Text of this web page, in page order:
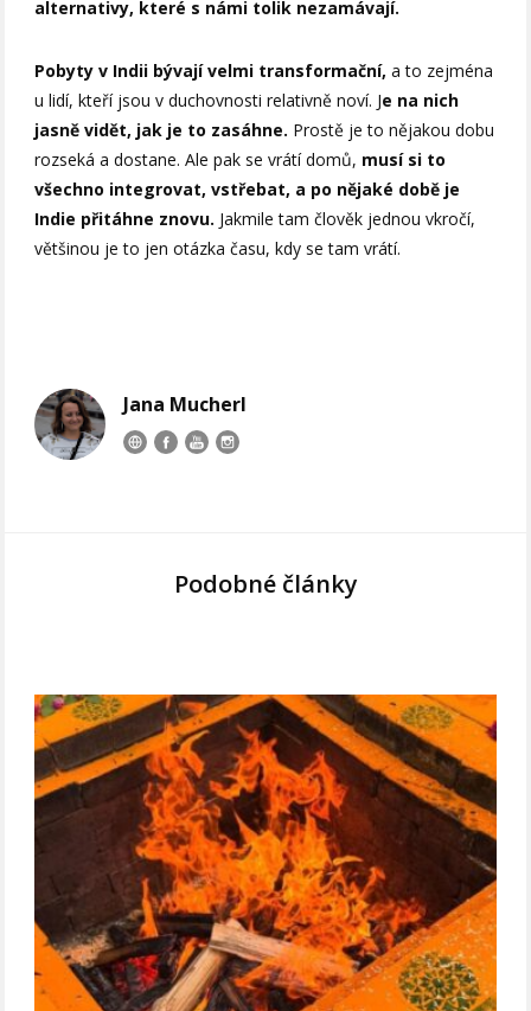
alternativy, které s námi tolik nezamávají.
Pobyty v Indii bývají velmi transformační,a to zejména
u lidí, kteří jsou v duchovnosti relativně noví. Je na nich
jasně vidět, jak je to zasáhne. Prostě je to nějakou dobu
rozseká a dostane. Ale pak se vrátí domů, musí si to
všechno integrovat, vstřebat, a po nějaké době je
Indie přitáhne znovu. Jakmile tam člověk jednou vkročí,
většinou je to jen otázka času, kdy se tam vrátí.
Jana Mucherl
Podobné články